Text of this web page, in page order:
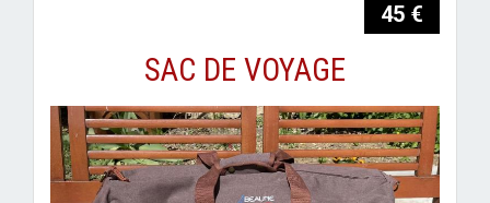
45 €
SAC DE VOYAGE